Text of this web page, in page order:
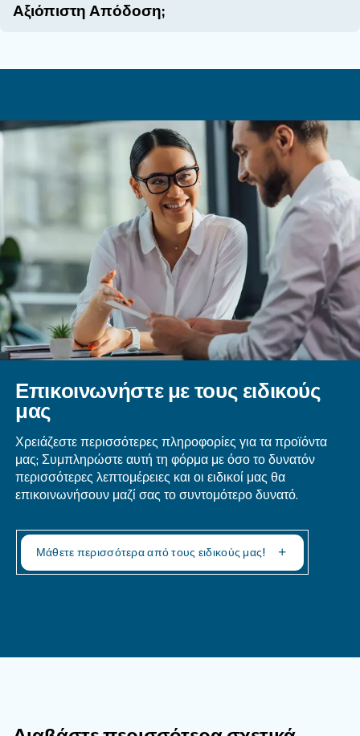
Η κατανόηση του κύκλου ζωής ενός
του πεπιεσμένου αέρα και να διασφαλίσετε
απόδοση καθ' όλη τη διάρκεια ζωής του
Εάν έχετε ερωτήσεις ή χρειάζεστε βοήθεια με
ενός αεροσυμπιεστή, επικοινωνήστε με την
υποστήριξης της εταιρείας μας. Οι τεχνικοί μας
σας παράσχουν τις σωστές πληροφορίες για να
ενημερωμένη απόφαση σχετικά με τον κύκλο
αεροσυμπιεστή σας.
Ερωτήσεις και απαντήσεις
Ποιους Παράγοντες Θα Πρέπει Να
Υπόψη Μου Κατά Την Αξιολόγηση
Αεροσυμπιεστών;
λειτουργικών εξόδων.